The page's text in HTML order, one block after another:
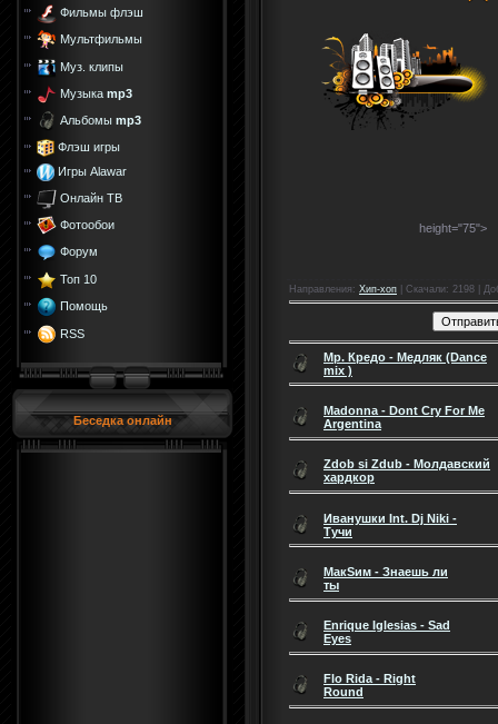
Фильмы флэш
Мультфильмы
Муз. клипы
Музыка mp3
Альбомы mp3
Флэш игры
Игры Alawar
Онлайн ТВ
Фотообои
Форум
Топ 10
Помощь
RSS
Беседка онлайн
height="75">
Направления : Хип-хоп Скачали: 2198 |
Мр. Кредо - Медляк (Dance
mix )
Madonna - Dont Cry For Me
Argentina
Zdob si Zdub - Молдавский
хардкор
Иванушки Int. Dj Niki -
Тучи
МакSим - Знаешь ли
ты
Enrique Iglesias - Sad
Eyes
Flo Rida - Right
Round